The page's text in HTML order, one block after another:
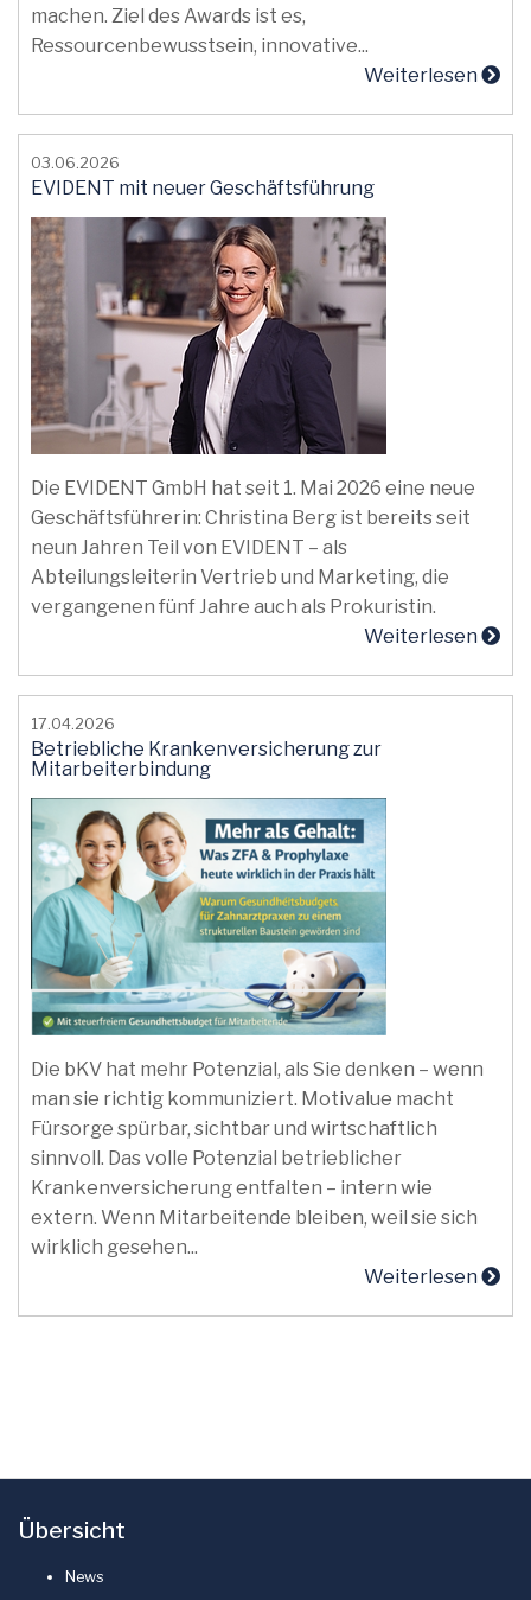
machen. Ziel des Awards ist es,
Ressourcenbewusstsein, innovative...
Weiterlesen
03.06.2026
EVIDENT mit neuer Geschäftsführung
Die EVIDENT GmbH hat seit 1. Mai 2026 eine neue
Geschäftsführerin: Christina Berg ist bereits seit
neun Jahren Teil von EVIDENT – als
Abteilungsleiterin Vertrieb und Marketing, die
vergangenen fünf Jahre auch als Prokuristin.
Weiterlesen
17.04.2026
Betriebliche Krankenversicherung zur
Mitarbeiterbindung
Die bKV hat mehr Potenzial, als Sie denken – wenn
man sie richtig kommuniziert. Motivalue macht
Fürsorge spürbar, sichtbar und wirtschaftlich
sinnvoll. Das volle Potenzial betrieblicher
Krankenversicherung entfalten – intern wie
extern. Wenn Mitarbeitende bleiben, weil sie sich
wirklich gesehen...
Weiterlesen
Übersicht
News